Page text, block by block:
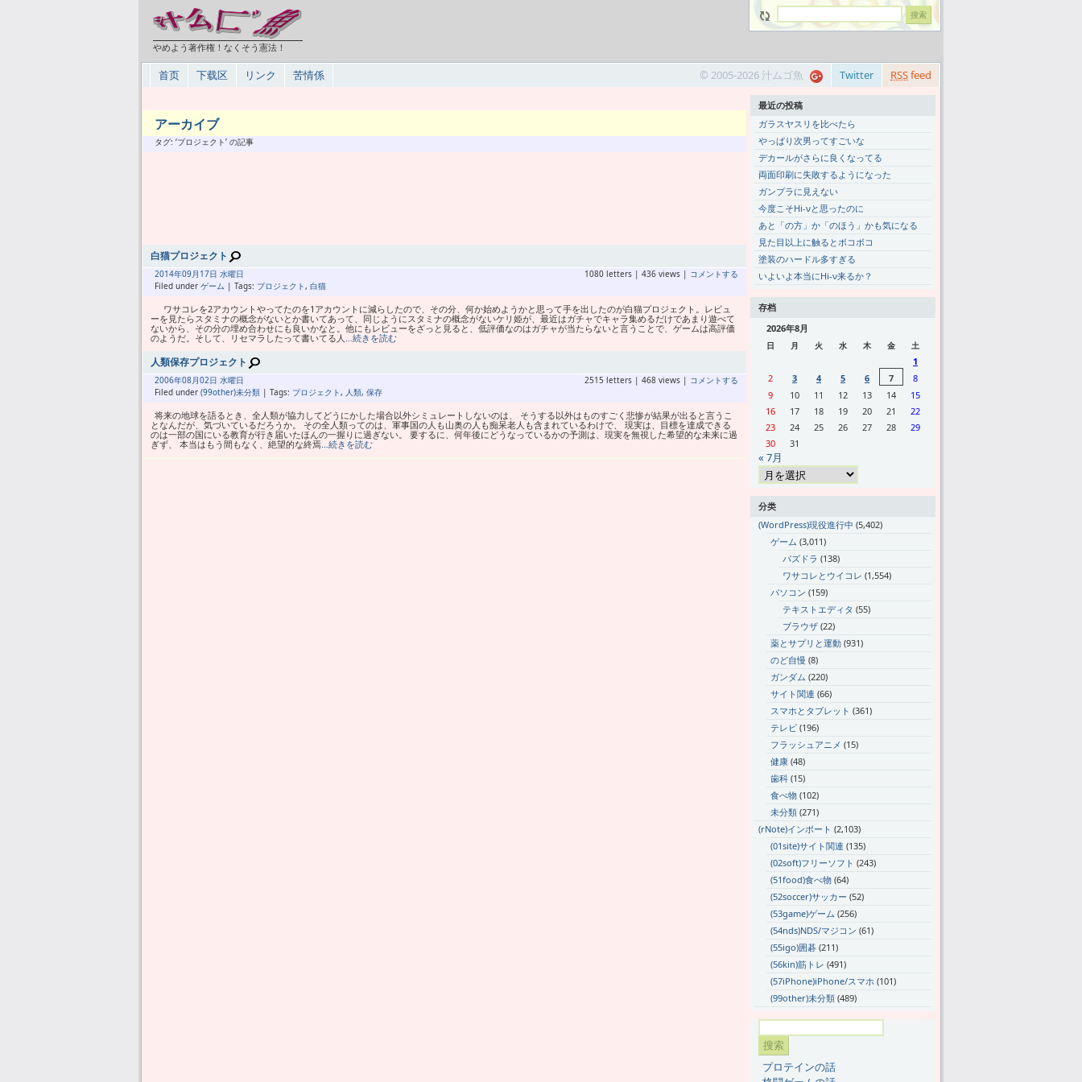
やめよう著作権！なくそう憲法！
首页 下载区 リンク 苦情係 RSSfeed
Twitter
© 2005-2026 汁ムゴ魚
アーカイブ
タグ: ‘プロジェクト’ の記事
白猫プロジェクト
2014年09月 17日 水曜日
Filed under ゲーム | Tags: プロジェクト, 白猫
1080 letters | 436 views | コメントする
ワサコレを2アカウントやってたのを1アカウントに減らしたので、その分、何か始めようかと思って手を出したのが白猫プロジェクト。レビュ
ーを見たらスタミナの概念がないとか書いてあって、同じようにスタミナの概念がないケリ姫が、最近はガチャでキャラ集めるだけであまり遊べて
ないから、その分の埋め合わせにも良いかなと。他にもレビューをざっと見ると、低評価なのはガチャが当たらないと言うことで、ゲームは高評価
のようだ。そして、リセマラしたって書いてる人 …続きを読む
人類保存プロジェクト
2006年08月02日 水曜日
Filed under (99other)未分類 | Tags: プロジェクト, 人類, 保存
2515 letters | 468 views | コメントする
将来の地球を語るとき、全人類が協力してどうにかした場合以外シミュレートしないのは、 そうする以外はものすごく悲惨が結果が出ると言うこ
となんだが、気づいているだろうか。 その全人類ってのは、軍事国の人も山奥の人も痴呆老人も含まれているわけで、 現実は、目標を達成できる
のは一部の国にいる教育が行き届いたほんの一握りに過ぎない。 要するに、何年後にどうなっているかの予測は、現実を無視した希望的な未来に過
ぎず、 本当はもう間もなく、絶望的な終焉…続きを読む
最近の投稿
ガラスヤスリを比べたら
やっぱり次男ってすごいな
デカールがさらに良くなってる
両面印刷に失敗するようになった
ガンプラに見えない
今度こそHi-νと思ったのに
あと「の方」か「のほう」かも気になる
見た目以上に触るとボコボコ
塗装のハードル多すぎる
いよいよ本当にHi-ν来るか？
存档
2026年8月
日 月 火 水 木 金 土
1
2
3 4 5 6 7
8
9
10 11 12 13 14
15
16
17 18 19 20 21
22
23
24 25 26 27 28
29
30
31
« 7月
分类
(WordPress)現役進行中 (5,402)
ゲーム (3,011)
パズドラ (138)
ワサコレとウイコレ (1,554)
パソコン (159)
テキストエディタ (55)
ブラウザ (22)
薬とサプリと運動 (931)
のど自慢 (8)
ガンダム (220)
サイト関連 (66)
スマホとタブレット (361)
テレビ (196)
フラッシュアニメ (15)
健康 (48)
歯科 (15)
食べ物 (102)
未分類 (271)
(rNote)インポート (2,103)
(01site)サイト関連 (135)
(02soft)フリーソフト (243)
(51food)食べ物 (64)
(52soccer)サッカー (52)
(53game)ゲーム (256)
(54nds)NDS/マジコン (61)
(55igo)囲碁 (211)
(56kin)筋トレ (491)
(57iPhone)iPhone/スマホ (101)
(99other)未分類 (489)
プロテインの話